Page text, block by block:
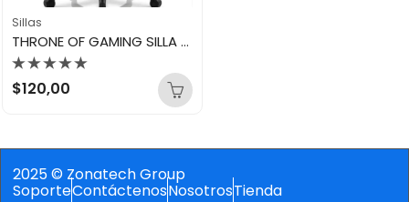
Sillas
THRONE OF GAMING SILLA TG-8914 BLUE WHITE
Valorado
con
$120,00
2025 © Zonatech Group
SoporteContáctenosNosotrosTienda